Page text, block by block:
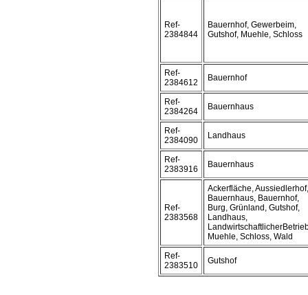
Ref-
2384844
Bauernhof, Gewerbeim,
Gutshof, Muehle, Schloss
Ref-
2384612
Bauernhof
Ref-
2384264
Bauernhaus
Ref-
2384090
Landhaus
Ref-
2383916
Bauernhaus
Ref-
2383568
Ackerfläche, Aussiedlerhof,
Bauernhaus, Bauernhof,
Burg, Grünland, Gutshof,
Landhaus,
Muehle, Schloss, Wald
Ref-
2383510
Gutshof